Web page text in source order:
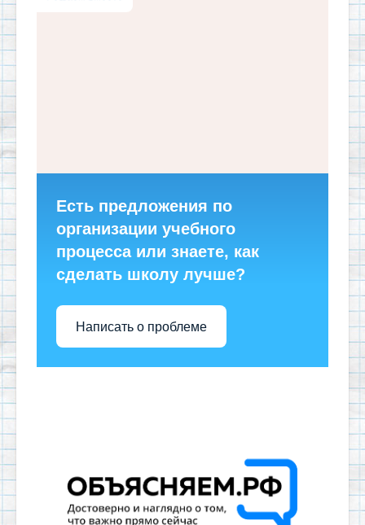
Есть предложения по
организации учебного
процесса или знаете, как
сделать школу лучше?
Написать о проблеме